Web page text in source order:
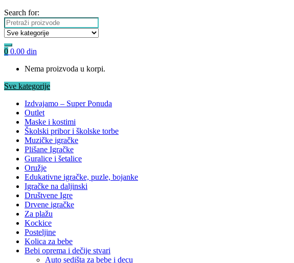
Search for:
0 0.00 din
Nema proizvoda u korpi.
Sve kategorije
Izdvajamo – Super Ponuda
Outlet
Maske i kostimi
Školski pribor i školske torbe
Muzičke igračke
Plišane Igračke
Guralice i šetalice
Oružje
Edukativne igračke, puzle, bojanke
Igračke na daljinski
Društvene Igre
Drvene igračke
Za plažu
Kockice
Posteljine
Kolica za bebe
Bebi oprema i dečije stvari
Auto sedišta za bebe i decu